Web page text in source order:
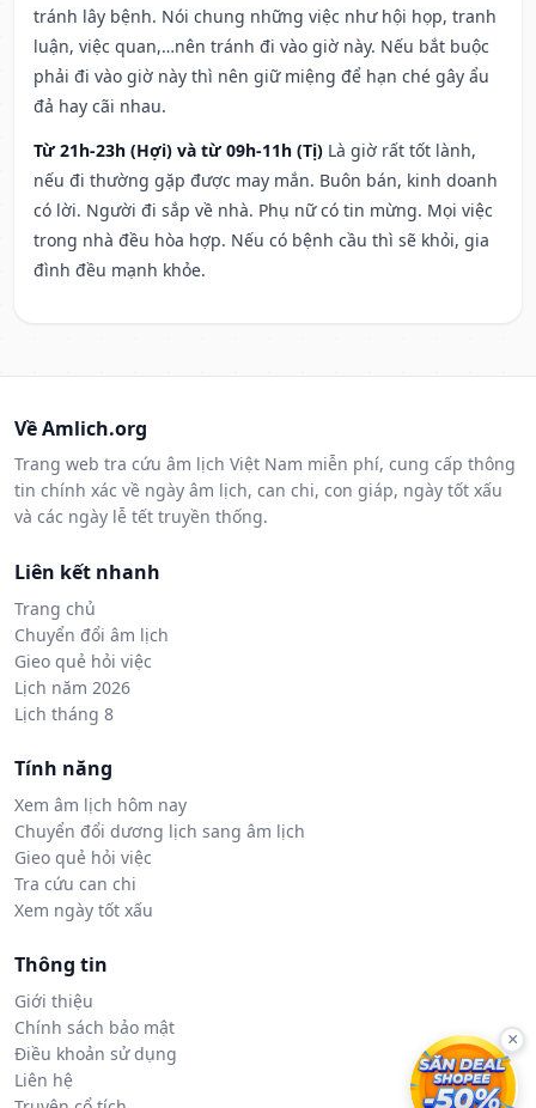
tránh lây bệnh. Nói chung những việc như hội họp, tranh
luận, việc quan,…nên tránh đi vào giờ này. Nếu bắt buộc
phải đi vào giờ này thì nên giữ miệng để hạn ché gây ẩu
đả hay cãi nhau.
Từ 21h-23h (Hợi) và từ 09h-11h (Tị) Là giờ rất tốt lành,
nếu đi thường gặp được may mắn. Buôn bán, kinh doanh
có lời. Người đi sắp về nhà. Phụ nữ có tin mừng. Mọi việc
trong nhà đều hòa hợp. Nếu có bệnh cầu thì sẽ khỏi, gia
đình đều mạnh khỏe.
Về Amlich.org
Trang web tra cứu âm lịch Việt Nam miễn phí, cung cấp thông
tin chính xác về ngày âm lịch, can chi, con giáp, ngày tốt xấu
và các ngày lễ tết truyền thống.
Liên kết nhanh
Trang chủ
Chuyển đổi âm lịch
Gieo quẻ hỏi việc
Lịch năm 2026
Lịch tháng 8
Tính năng
Xem âm lịch hôm nay
Chuyển đổi dương lịch sang âm lịch
Gieo quẻ hỏi việc
Tra cứu can chi
Xem ngày tốt xấu
Thông tin
Giới thiệu
Chính sách bảo mật
Điều khoản sử dụng
Liên hệ
×